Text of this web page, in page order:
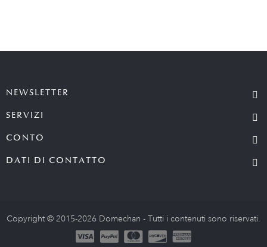
NEWSLETTER
SERVIZI
CONTO
DATI DI CONTATTO
Copyright © 2015-2026 Domechan - Tutti i contenuti sono riservati.